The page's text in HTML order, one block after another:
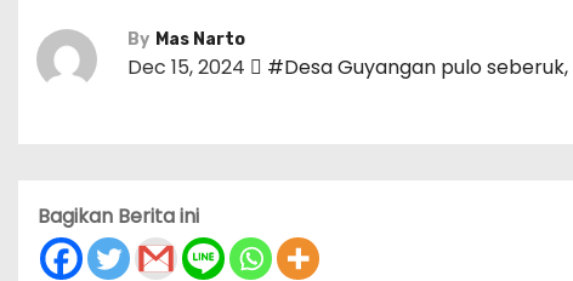
By Mas Narto
Dec 15, 2024 #Desa Guyangan pulo seberuk,
Bagikan Berita ini